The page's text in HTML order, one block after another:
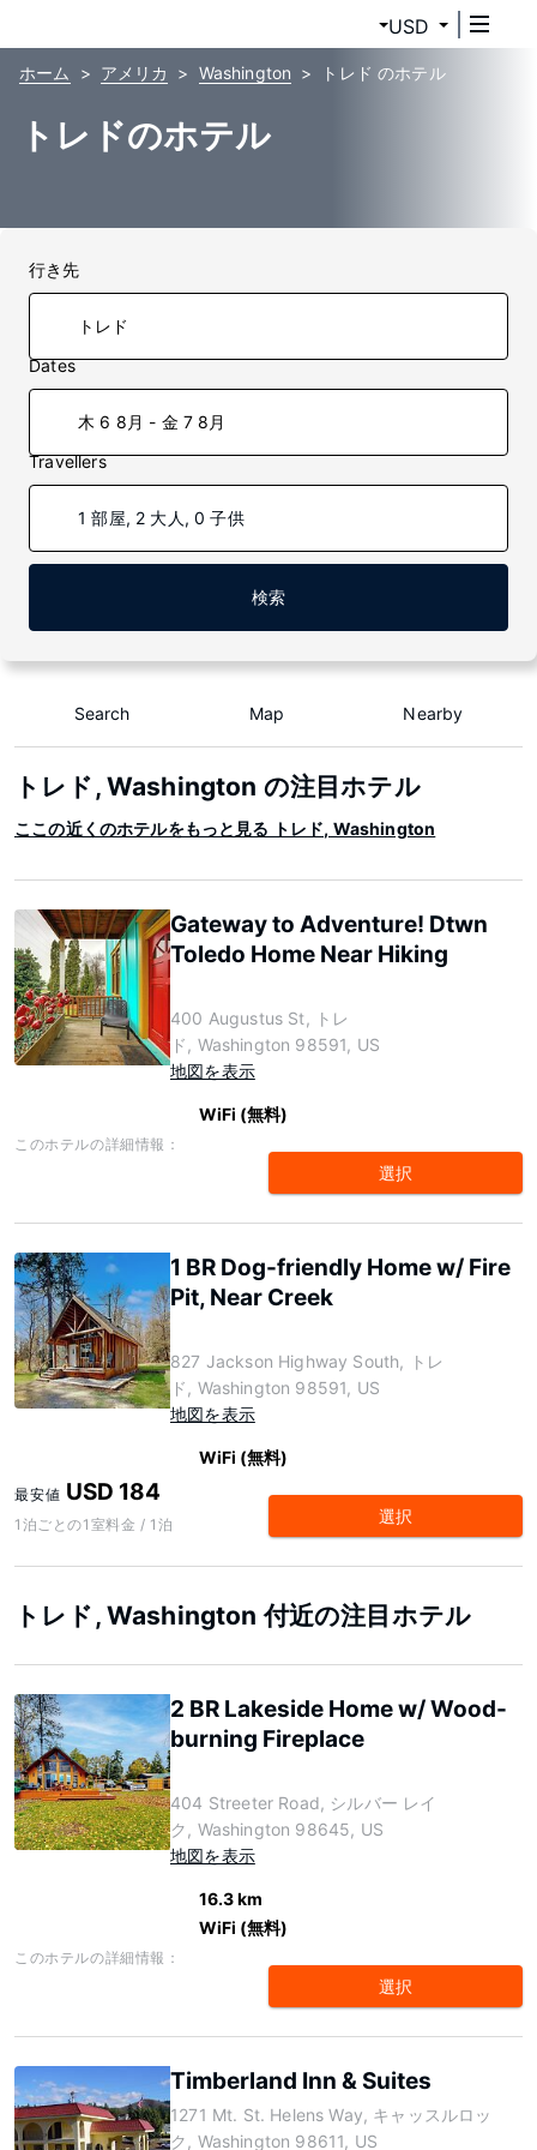
USD
ホーム アメリカ Washington トレド のホテル
トレドのホテル
行き先
Dates
木 6 8月 - 金 7 8月
Travellers
1 部屋, 2 大人, 0 子供
検索
Search Map Nearby
トレド, Washington の注目ホテル
ここの近くのホテルをもっと見る トレド, Washington
Gateway to Adventure! Dtwn
Toledo Home Near Hiking
400 Augustus St, トレ
ド, Washington 98591, US
地図を表示
WiFi (無料)
このホテルの詳細情報：
選択
1 BR Dog-friendly Home w/ Fire
Pit, Near Creek
827 Jackson Highway South, トレ
ド, Washington 98591, US
地図を表示
WiFi (無料)
最安値 USD 184
1泊ごとの1室料金 / 1泊 選択
トレド, Washington 付近の注目ホテル
2 BR Lakeside Home w/ Wood-
burning Fireplace
404 Streeter Road, シルバー レイ
ク, Washington 98645, US
地図を表示
16.3 km
WiFi (無料)
このホテルの詳細情報：
選択
Timberland Inn & Suites
1271 Mt. St. Helens Way, キャッスルロッ
ク, Washington 98611, US